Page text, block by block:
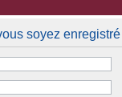
soyez